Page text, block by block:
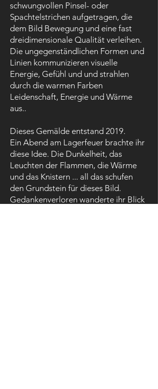
schwungvollen Pinsel- oder
Spachtelstrichen aufgetragen, die
dem Bild Bewegung und eine fast
dreidimensionale Qualität verleihen.
Die ungegenständlichen Formen und
Linien kommunizieren visuelle
Energie, Gefühl und und strahlen
durch die warmen Farben
Leidenschaft, Energie und Wärme
aus..
​​Dieses Gemälde entstand 2019.
Ein Abend am Lagerfeuer brachte ihr
diese Idee. Die Dunkelheit, das
Leuchten der Flammen, die Wärme
und das Knistern ... all das schufen
den Grundstein für dieses Bild.
Gedankenverloren wanderte ihr Blick